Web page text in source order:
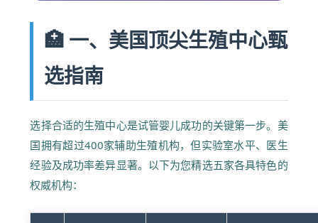
🏥 一、美国顶尖生殖中心甄
选指南
选择合适的生殖中心是试管婴儿成功的关键第一步。美
国拥有超过400家辅助生殖机构，但实验室水平、医生
经验及成功率差异显著。以下为您精选五家各具特色的
权威机构：